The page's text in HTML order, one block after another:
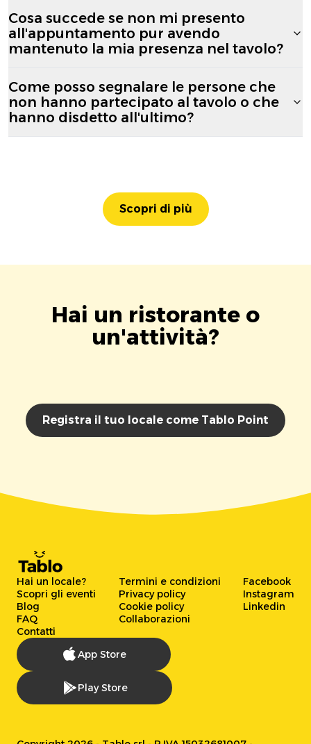
Cosa succede se non mi presento
all'appuntamento pur avendo
mantenuto la mia presenza nel tavolo?
Come posso segnalare le persone che
non hanno partecipato al tavolo o che
hanno disdetto all'ultimo?
Scopri di più
Hai un ristorante o
un'attività?
Registra il tuo locale come Tablo Point
Hai un locale?
Scopri gli eventi
Blog
FAQ
Contatti
Termini e condizioni
Privacy policy
Cookie policy
Collaborazioni
Facebook
Instagram
Linkedin
App Store
Play Store